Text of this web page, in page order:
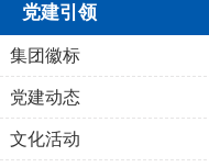
党建引领
集团徽标
党建动态
文化活动